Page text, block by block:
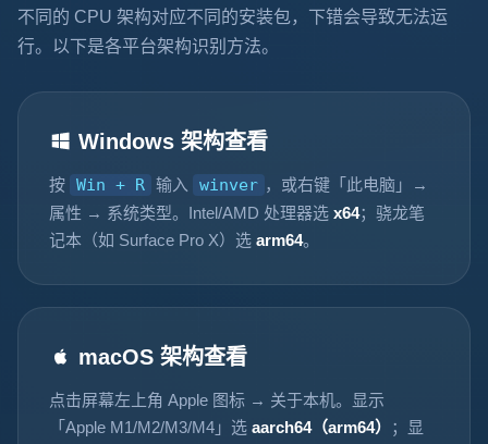
不同的 CPU 架构对应不同的安装包，下错会导致无法运
行。以下是各平台架构识别方法。
Windows 架构查看
按 Win + R 输入 winver ，或右键「此电脑」→
属性 → 系统类型。Intel/AMD 处理器选 x64；骁龙笔
记本（如 Surface Pro X）选 arm64。
macOS 架构查看
点击屏幕左上角 Apple 图标 → 关于本机。显示
「Apple M1/M2/M3/M4」选 aarch64（arm64）
；显